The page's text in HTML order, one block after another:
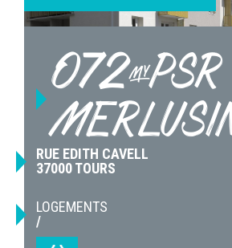
072-PSR
RUE EDITH CAVELL
37000 TOURS
LOGEMENTS
/